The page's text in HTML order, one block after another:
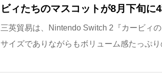
ビィたちのマスコットが8月下旬に
三英貿易は、Nintendo Switch 2『カービィ
サイズでありながらもボリューム感たっぷ